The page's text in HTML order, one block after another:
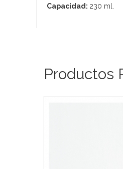
Capacidad: 230 ml.
Productos